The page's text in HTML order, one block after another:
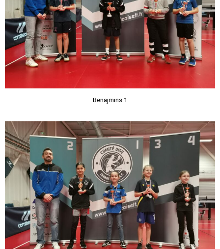
Benajmins 1